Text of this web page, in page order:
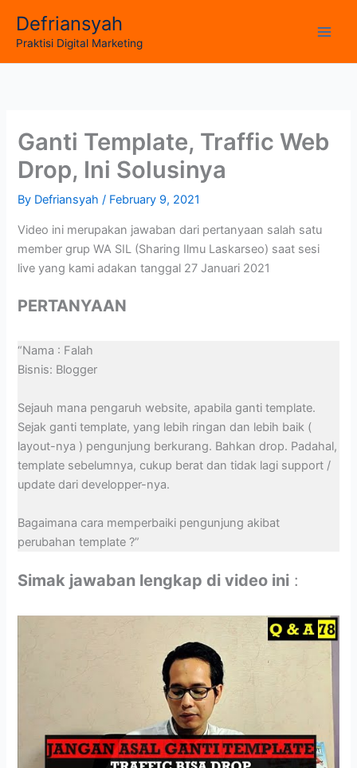
content
Defriansyah
Praktisi Digital Marketing
Ganti Template, Traffic Web
Drop, Ini Solusinya
By Defriansyah/ February 9, 2021
Video ini merupakan jawaban dari pertanyaan salah satu
member grup WA SIL (Sharing Ilmu Laskarseo) saat sesi
live yang kami adakan tanggal 27 Januari 2021
PERTANYAAN
“Nama : Falah
Bisnis: Blogger
Sejauh mana pengaruh website, apabila ganti template.
Sejak ganti template, yang lebih ringan dan lebih baik (
layout-nya ) pengunjung berkurang. Bahkan drop. Padahal,
template sebelumnya, cukup berat dan tidak lagi support /
update dari developper-nya.
Bagaimana cara memperbaiki pengunjung akibat
perubahan template ?”
Simak jawaban lengkap di video ini :